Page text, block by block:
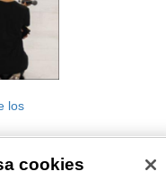
los
cookies